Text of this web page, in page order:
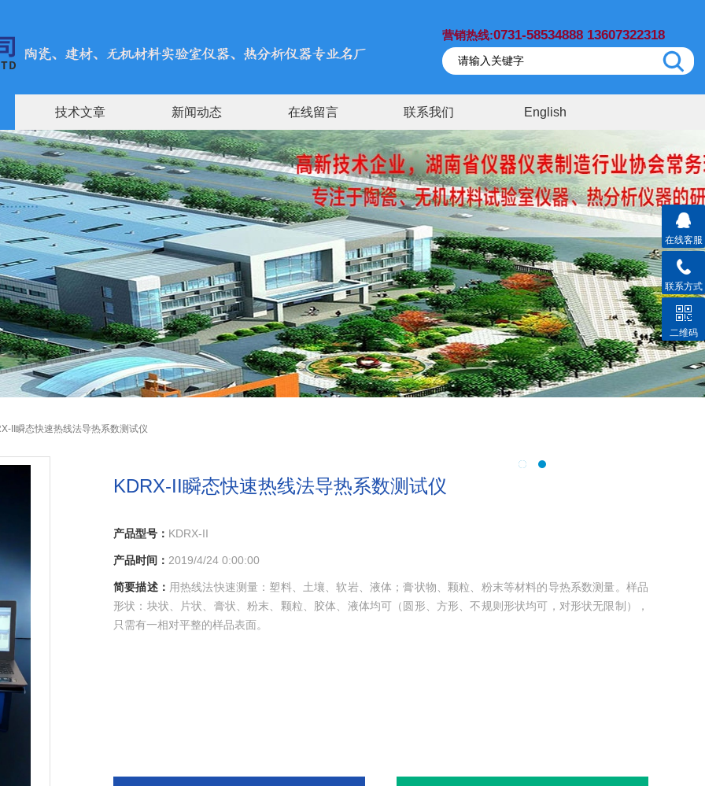
营销热线:0731-58534888 13607322318
技术文章 新闻动态 在线留言 联系我们 English
II瞬态快速热线法导热系数测试仪
KDRX-II瞬态快速热线法导热系数测试仪
产品型号： KDRX-II
产品时间： 2019/4/24 0:00:00
简要描述： 用热线法快速测量：塑料、土壤、软岩、液体；膏状物、颗粒、粉末等材料的导热系数测量。样品
形状：块状、片状、膏状、粉末、颗粒、胶体、液体均可（圆形、方形、不规则形状均可，对形状无限制），
只需有一相对平整的样品表面。
在线客服
联系方式
二维码